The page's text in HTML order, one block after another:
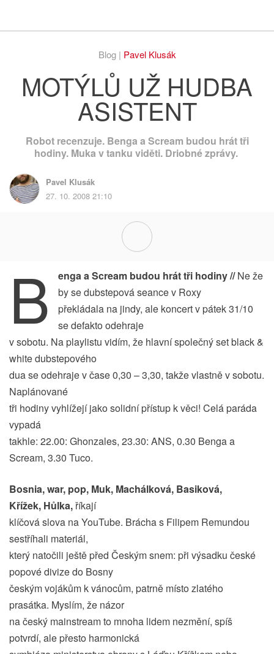
Blog | Pavel Klusák
MOTÝLŮ UŽ HUDBA
ASISTENT
Robot recenzuje. Benga a Scream budou hrát tři
hodiny. Muka v tanku viděti. Driobné zprávy.
Pavel Klusák
27. 10. 2008 21:10
B enga a Scream budou hrát tři hodiny //Ne že
by se dubstepová seance v Roxy
překládala na jindy, ale koncert v pátek 31/10
se defakto odehraje
v sobotu. Na playlistu vidím, že hlavní společný set black &
white dubstepového
dua se odehraje v čase 0,30 – 3,30, takže vlastně v sobotu.
Naplánované
tři hodiny vyhlížejí jako solidní přístup k věci! Celá paráda
vypadá
takhle: 22.00: Ghonzales, 23.30: ANS, 0.30 Benga a
Scream, 3.30 Tuco.
Bosnia, war, pop, Muk, Machálková, Basiková,
Křížek, Hůlka,říkají
klíčová slova na YouTube. Brácha s Filipem Remundou
sestříhali materiál,
který natočili ještě před Českým snem: při výsadku české
popové divize do Bosny
českým vojákům k vánocům, patrně místo zlatého
prasátka. Myslím, že názor
na český mainstream to mnoha lidem nezmění, spíš
potvrdí, ale přesto harmonická